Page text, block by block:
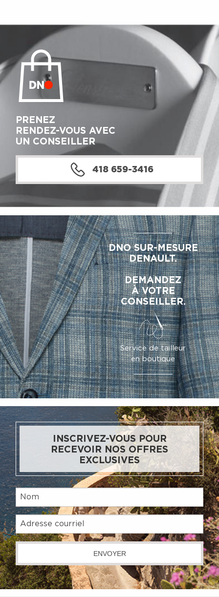
PRENEZ
RENDEZ-VOUS AVEC
UN CONSEILLER
418 659-3416
DNO SUR-MESURE
DENAULT.
DEMANDEZ
À VOTRE
CONSEILLER.
Service de tailleur
en boutique
INSCRIVEZ-VOUS POUR
RECEVOIR NOS OFFRES
EXCLUSIVES